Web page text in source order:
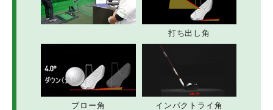
打ち出し角
ブロー角 インパクトライ角